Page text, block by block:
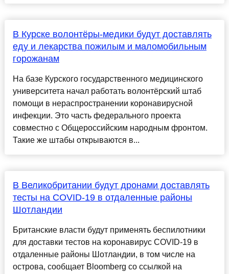
В Курске волонтёры-медики будут доставлять
еду и лекарства пожилым и маломобильным
горожанам
На базе Курского государственного медицинского
университета начал работать волонтёрский штаб
помощи в нераспространении коронавирусной
инфекции. Это часть федерального проекта
совместно с Общероссийским народным фронтом.
Такие же штабы открываются в...
В Великобритании будут дронами доставлять
тесты на COVID-19 в отдаленные районы
Шотландии
Британские власти будут применять беспилотники
для доставки тестов на коронавирус COVID-19 в
отдаленные районы Шотландии, в том числе на
острова, сообщает Bloomberg со ссылкой на